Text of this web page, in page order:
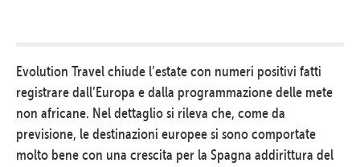
Evolution Travel chiude l’estate con numeri positivi fatti
registrare dall’Europa e dalla programmazione delle mete
non africane. Nel dettaglio si rileva che, come da
previsione, le destinazioni europee si sono comportate
molto bene con una crescita per la Spagna addirittura del